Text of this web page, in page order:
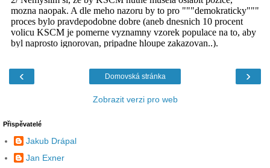
‹ ›
Domovská stránka
Zobrazit verzi pro web
Přispěvatelé
Jakub Drápal
Jan Exner